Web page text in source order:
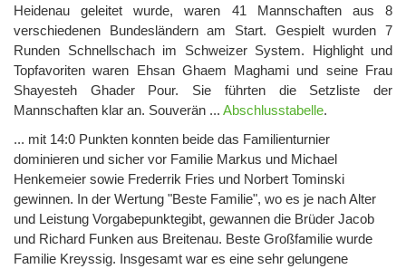
Heidenau geleitet wurde, waren 41 Mannschaften aus 8
verschiedenen Bundesländern am Start. Gespielt wurden 7
Runden Schnellschach im Schweizer System. Highlight und
Topfavoriten waren Ehsan Ghaem Maghami und seine Frau
Shayesteh Ghader Pour. Sie führten die Setzliste der
Mannschaften klar an. Souverän ... Abschlusstabelle.
... mit 14:0 Punkten konnten beide das Familienturnier
dominieren und sicher vor Familie Markus und Michael
Henkemeier sowie Frederrik Fries und Norbert Tominski
gewinnen. In der Wertung "Beste Familie", wo es je nach Alter
und Leistung Vorgabepunktegibt, gewannen die Brüder Jacob
und Richard Funken aus Breitenau. Beste Großfamilie wurde
Familie Kreyssig. Insgesamt war es eine sehr gelungene